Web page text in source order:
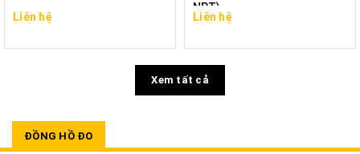
Liên hệ
NPT)
Liên hệ
Xem tất cả
ĐỒNG HỒ ĐO